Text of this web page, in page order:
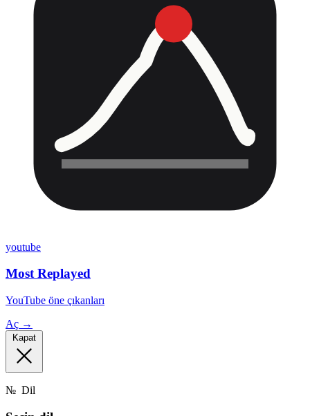
youtube
Most Replayed
YouTube öne çıkanları
Aç →
Kapat
№ Dil